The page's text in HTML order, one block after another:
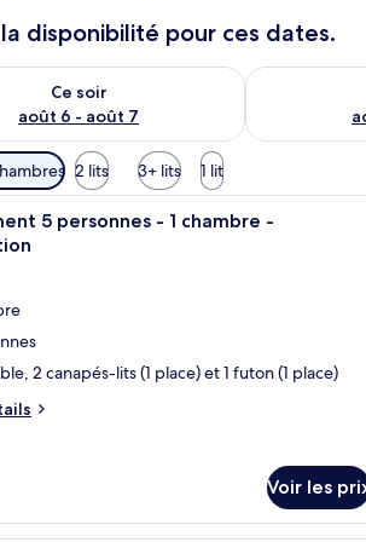
disponibilité pour ces dates.
Ce soir
août 6 - août 7
pour ce soir août 6 - août 7
Vérifier la
2 lits 3+ lits 1 lit
Une chambre moderne avec
5 personnes - 1 chambre -
2 canapés-lits (1 place) et 1 futon (1 place)
Voir les